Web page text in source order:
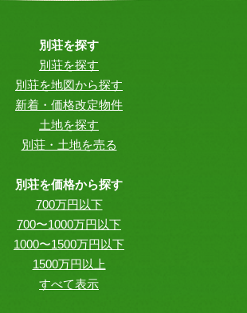
別荘を探す
別荘を探す
別荘を地図から探す
新着・価格改定物件
土地を探す
別荘・土地を売る
別荘を価格から探す
700万円以下
700〜1000万円以下
1000〜1500万円以下
1500万円以上
すべて表示